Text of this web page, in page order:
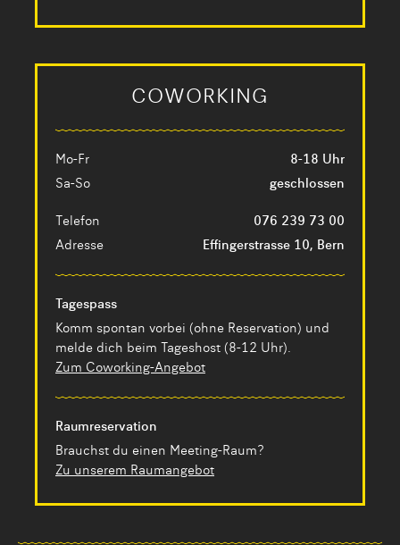
COWORKING
Mo-Fr
8-18 Uhr
Sa-So
geschlossen
Telefon
076 239 73 00
Adresse
Effingerstrasse 10, Bern
Tagespass
Komm spontan vorbei (ohne Reservation) und
melde dich beim Tageshost (8-12 Uhr).
Zum Coworking-Angebot
Raumreservation
Brauchst du einen Meeting-Raum?
Zu unserem Raumangebot